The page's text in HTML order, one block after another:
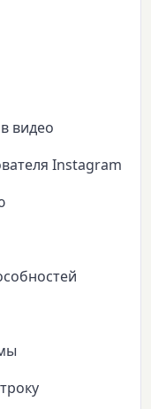
видео
Instagram